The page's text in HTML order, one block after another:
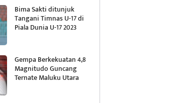
Bima Sakti ditunjuk
Tangani Timnas U-17 di
Piala Dunia U-17 2023
Gempa Berkekuatan 4,8
Magnitudo Guncang
Ternate Maluku Utara